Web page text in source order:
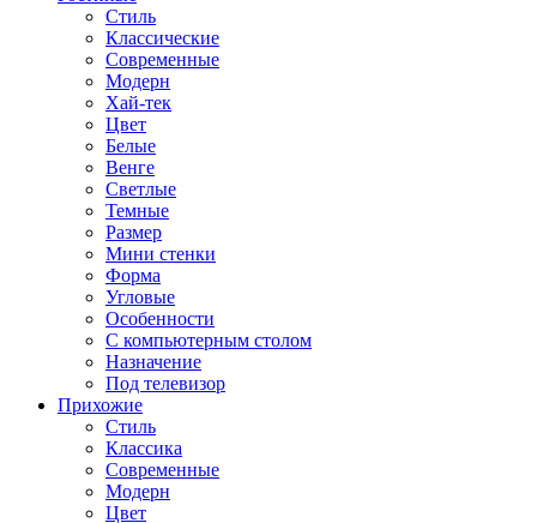
Стиль
Классические
Современные
Модерн
Хай-тек
Цвет
Белые
Венге
Светлые
Темные
Размер
Мини стенки
Форма
Угловые
Особенности
С компьютерным столом
Назначение
Под телевизор
Прихожие
Стиль
Классика
Современные
Модерн
Цвет